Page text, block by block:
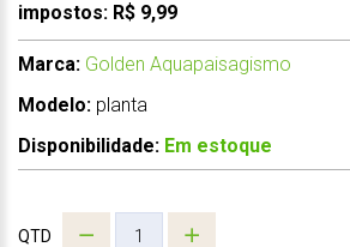
impostos: R$ 9,99
Marca: Golden Aquapaisagismo
Modelo: planta
Disponibilidade: Em estoque
QTD